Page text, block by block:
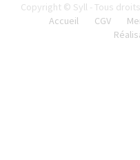
Copyright © Syll - Tous
Accueil
CGV